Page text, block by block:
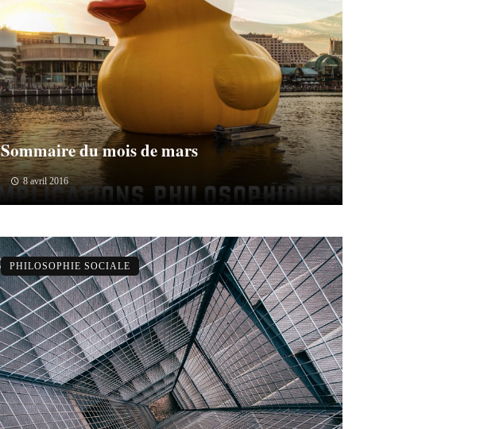
Sommaire du mois de mars
8 avril 2016
PHILOSOPHIE SOCIALE